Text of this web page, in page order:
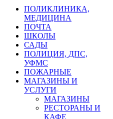
ПОЛИКЛИНИКА,
МЕДИЦИНА
ПОЧТА
ШКОЛЫ
САДЫ
ПОЛИЦИЯ, ДПС,
УФМС
ПОЖАРНЫЕ
МАГАЗИНЫ И
УСЛУГИ
МАГАЗИНЫ
РЕСТОРАНЫ И
КАФЕ